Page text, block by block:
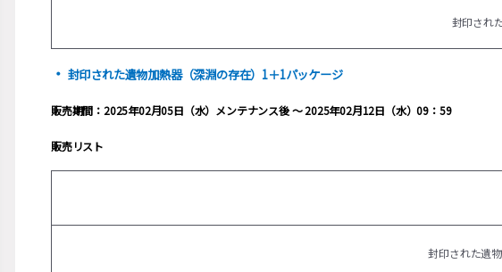
封印され
・ 封印された遺物加熱器（深淵の存在）1＋1パッケージ
販売期間：2025年02月05日（水）メンテナンス後 ～ 2025年02月12日（水）09：59
販売リスト
封印された遺